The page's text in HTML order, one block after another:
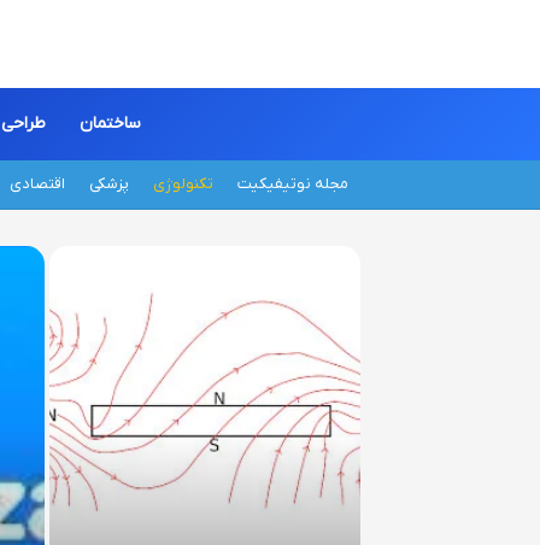
ساختمان طراحی
مجله نوتیفیکیت تکنولوژی پزشکی اقتصادی